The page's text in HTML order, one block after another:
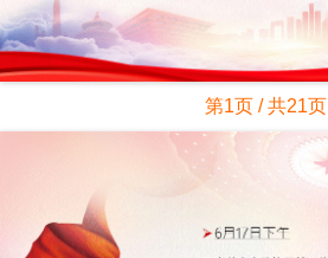
第1页 / 共21页